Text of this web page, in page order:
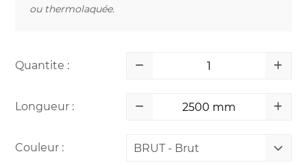
ou thermolaquée.
Quantite :
Longueur :
Couleur : BRUT - Brut